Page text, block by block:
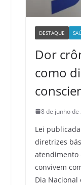
DESTAQUE
Dor
como
8 de junho de
Lei
diretrizes
atendimento
convivem
Dia Nacional